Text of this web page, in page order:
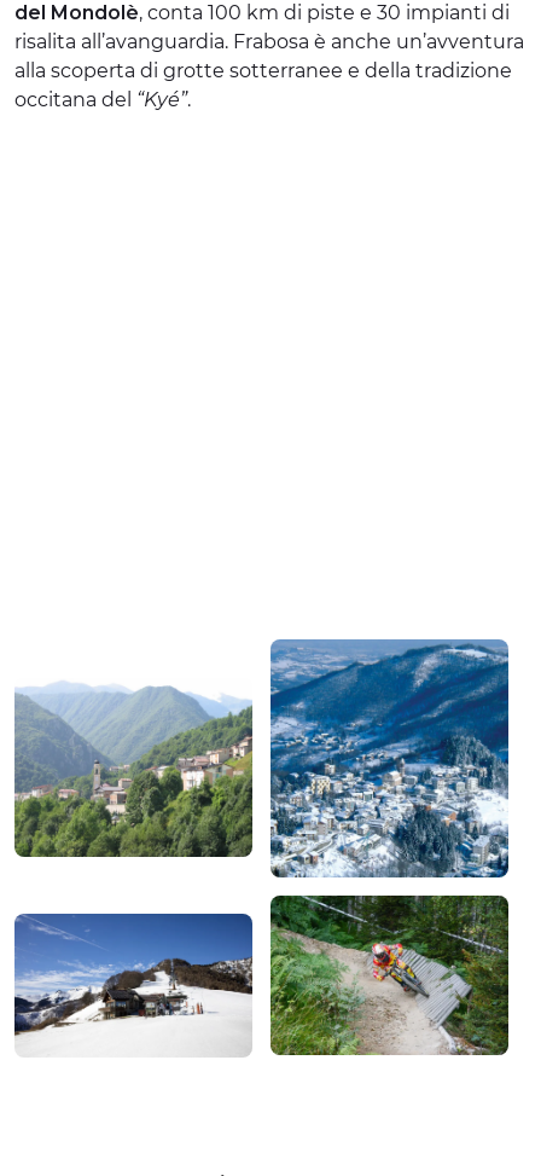
ACCOGLIENZA
del Mondolè, conta 100 km di piste e 30 impianti di
risalita all’avanguardia. Frabosa è anche un’avventura
alla scoperta di grotte sotterranee e della tradizione
occitana del “Kyé”.